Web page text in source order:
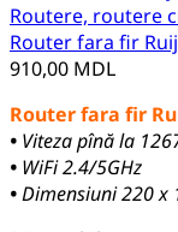
Routere, routere
Router fara fir
910,00 MDL
Router fara fir
• Viteza pînă la
• WiFi 2.4/5GHz
•Dimensiuni 220 x